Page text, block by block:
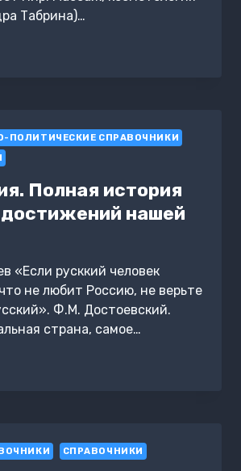
Табрина)…
ПОЛИТИЧЕСКИЕ СПРАВОЧНИКИ
Полная история
достижений нашей
«Если русккий человек
не любит Россию, не верьте
Ф.М. Достоевский.
страна, самое…
СПРАВОЧНИКИ